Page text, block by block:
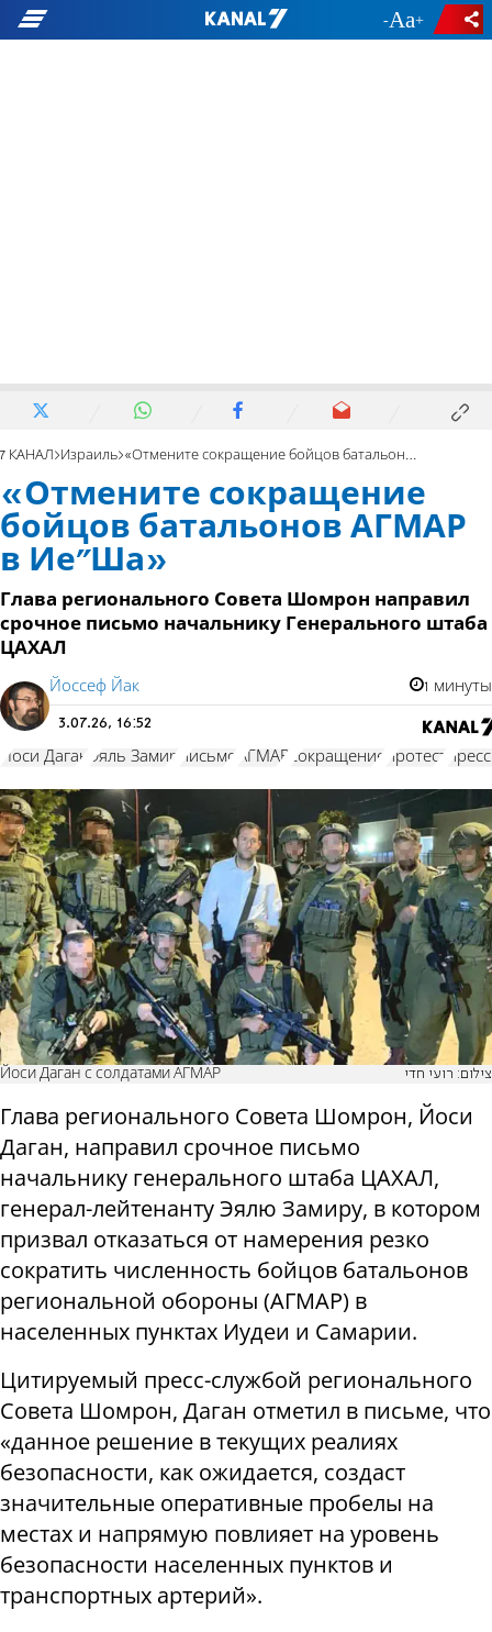
- +
7 КАНАЛ Израиль «Отмените сокращение бойцов батальонов АГМАР в Ие"Ша»
«Отмените сокращение
бойцов батальонов АГМАР
в Ие"Ша»
Глава регионального Совета Шомрон направил
срочное письмо начальнику Генерального штаба
ЦАХАЛ
Йоссеф Йак 1 минуты
3.07.26, 16:52
Йоси Даган Эяль Замир письмо АГМАР сокращение протест
Йоси Даган с солдатами АГМАР צילום: רועי חדי
Глава регионального Совета Шомрон, Йоси
Даган, направил срочное письмо
начальнику генерального штаба ЦАХАЛ,
генерал-лейтенанту Эялю Замиру, в котором
призвал отказаться от намерения резко
сократить численность бойцов батальонов
региональной обороны (АГМАР) в
населенных пунктах Иудеи и Самарии.
Цитируемый пресс-службой регионального
Совета Шомрон, Даган отметил в письме, что
«данное решение в текущих реалиях
безопасности, как ожидается, создаст
значительные оперативные пробелы на
местах и напрямую повлияет на уровень
безопасности населенных пунктов и
транспортных артерий».